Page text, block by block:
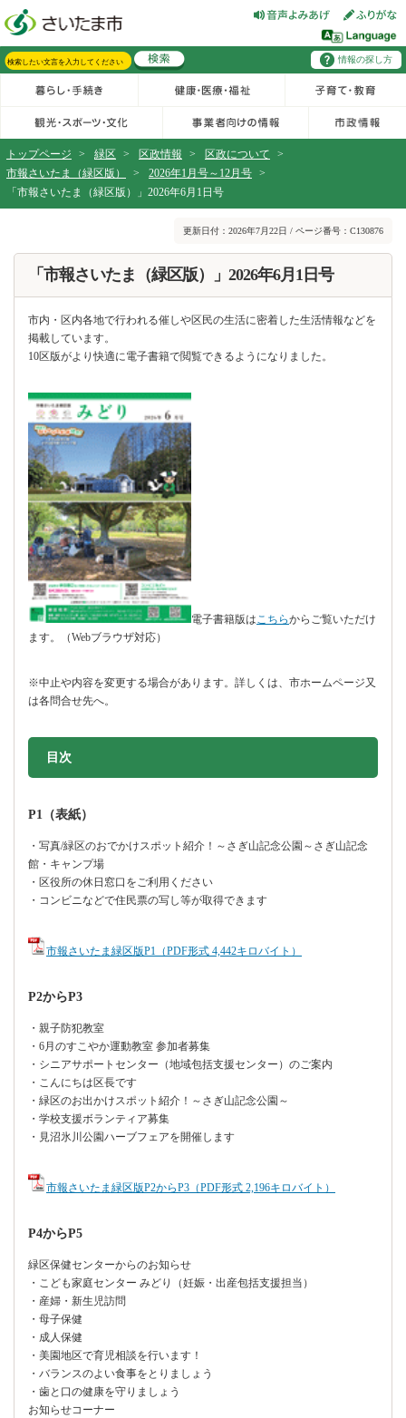
情報の探し方
トップページ > 緑区 > 区政情報 > 区政について
>
市報さいたま（緑区版）
> 2026年1月号～12月号 >
「市報さいたま（緑区版）」2026年6月1日号
更新日付：2026年7月22日 / ページ番号：C130876
「市報さいたま（緑区版）」2026年6月1日号
市内・区内各地で行われる催しや区民の生活に密着した生活情報などを
掲載しています。
10区版がより快適に電子書籍で閲覧できるようになりました。
電子書籍版はこちらからご覧いただけ
ます。（Webブラウザ対応）
※中止や内容を変更する場合があります。詳しくは、市ホームページ又
は各問合せ先へ。
目次
P1（表紙）
・写真/緑区のおでかけスポット紹介！～さぎ山記念公園～さぎ山記念
館・キャンプ場
・区役所の休日窓口をご利用ください
・コンビニなどで住民票の写し等が取得できます
市報さいたま緑区版P1（PDF形式 4,442キロバイト）
P2からP3
・親子防犯教室
・6月のすこやか運動教室 参加者募集
・シニアサポートセンター（地域包括支援センター）のご案内
・こんにちは区長です
・緑区のお出かけスポット紹介！～さぎ山記念公園～
・学校支援ボランティア募集
・見沼氷川公園ハーブフェアを開催します
市報さいたま緑区版P2からP3（PDF形式 2,196キロバイト）
P4からP5
緑区保健センターからのお知らせ
・こども家庭センター みどり（妊娠・出産包括支援担当）
・産婦・新生児訪問
・母子保健
・成人保健
・美園地区で育児相談を行います！
・バランスのよい食事をとりましょう
・歯と口の健康を守りましょう
お知らせコーナー